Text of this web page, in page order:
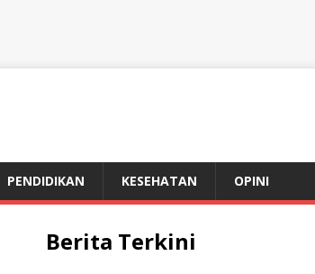
PENDIDIKAN KESEHATAN OPINI
Berita Terkini